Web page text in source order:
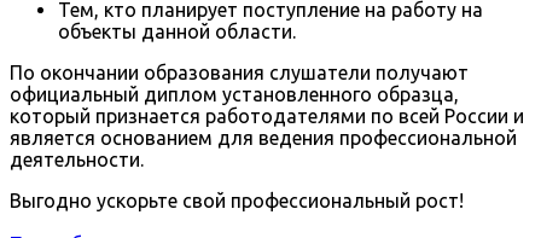
Тем, кто планирует поступление на работу на
объекты данной области.
По окончании образования слушатели получают
официальный диплом установленного образца,
который признается работодателями по всей России и
является основанием для ведения профессиональной
деятельности.
Выгодно ускорьте свой профессиональный рост!